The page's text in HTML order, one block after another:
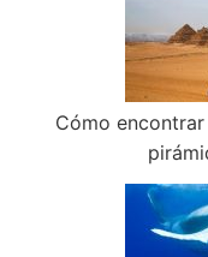
Cómo